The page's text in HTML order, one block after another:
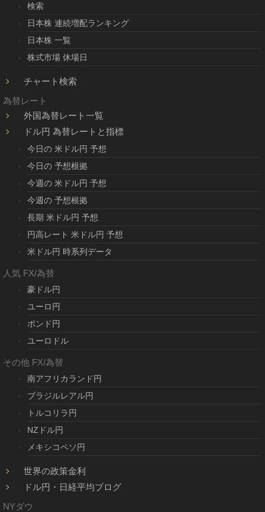
検索
日本株 連続増配ランキング
日本株 一覧
株式市場 休場日
チャート検索
為替レート
外国為替レート一覧
ドル円 為替レートと指標
今日の 米ドル円 予想
今日の 予想根拠
今週の 米ドル円 予想
今週の 予想根拠
長期 米ドル円 予想
円高レート 米ドル円 予想
米ドル円 時系列データ
人気 FX/為替
豪ドル円
ユーロ円
ポンド円
ユーロドル
その他 FX/為替
南アフリカランド円
ブラジルレアル円
トルコリラ円
NZドル円
メキシコペソ円
世界の政策金利
ドル円・日経平均ブログ
NYダウ